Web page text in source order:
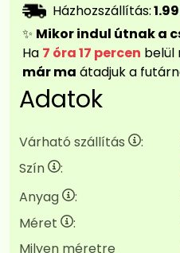
Házhozszállítás:
✨ Mikor indul útnak a
Ha 7 óra 17 percen belül
már ma átadjuk a
Adatok
Várható szállítás :
Szín
:
Anyag
:
Méret
:
Milyen méretre